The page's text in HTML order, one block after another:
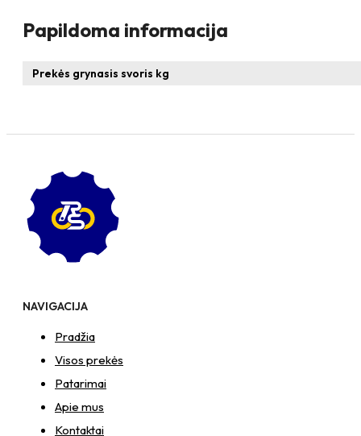
Papildoma informacija
Prekės grynasis svoris kg
NAVIGACIJA
Pradžia
Visos prekės
Patarimai
Apie mus
Kontaktai